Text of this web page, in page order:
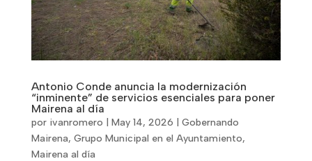
Antonio Conde anuncia la modernización
“inminente” de servicios esenciales para poner
Mairena al día
por ivanromero May 14, 2026
Gobernando
Mairena, Grupo Municipal en el Ayuntamiento,
Mairena al día